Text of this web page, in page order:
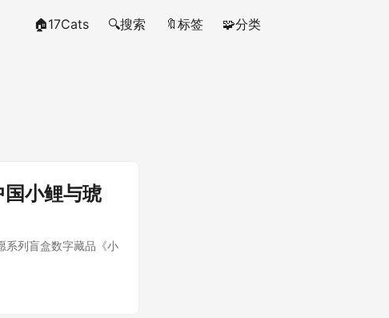
🏠17Cats 🔍搜索 🔖标签 🧩分类
小鲤与琥
系列盲盒数字藏品《小